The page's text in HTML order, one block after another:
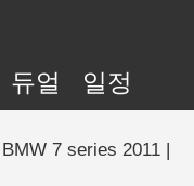
듀얼 일정
7 series 2011 |